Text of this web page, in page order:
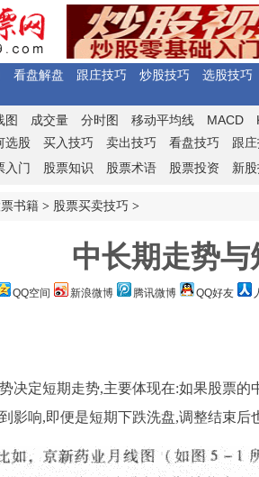
看盘解盘 跟庄技巧 炒股技巧 选股技巧
图 成交量 分时图 移动平均线 MACD
选股 买入技巧 卖出技巧 看盘技巧 跟
入门 股票知识 股票术语 股票投资 新
书籍 > 股票买卖技巧 >
中长期走势与
QQ空间 新浪微博 腾讯微博 QQ好友
定短期走势,主要体现在:如果股票的
影响,即便是短期下跌洗盘,调整结束后